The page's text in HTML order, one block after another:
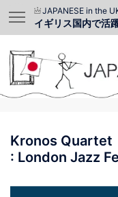
JAPANESE in the
イギリス国内で活
Kronos Quartet
: London Jazz